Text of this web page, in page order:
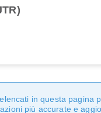
in questa pagina
più accurate e